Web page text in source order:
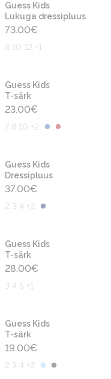
Guess Kids
Lukuga dressipluus
73.00€
8 10 12 +1
Guess Kids
T-särk
23.00€
7 8 10 +2
Guess Kids
Dressipluus
37.00€
2 3 4 +2
Guess Kids
T-särk
28.00€
3 4 5 +1
Guess Kids
T-särk
19.00€
2 3 4 +2